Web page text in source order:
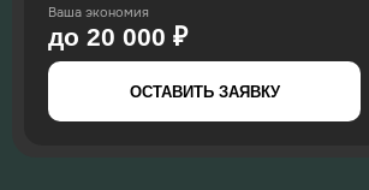
Ваша экономия
до 20 000 ₽
ОСТАВИТЬ ЗАЯВКУ